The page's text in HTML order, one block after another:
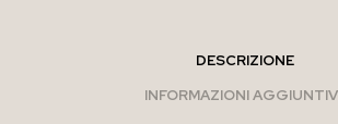
DESCRIZIONE
INFORMAZIONI